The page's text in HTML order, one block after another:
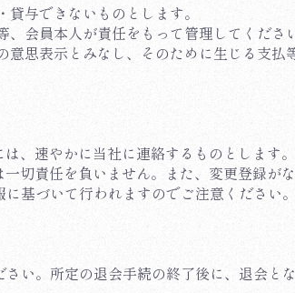
与できないものとします。
会員本人が責任をもって管理してくださ
思表示とみなし、そのために生じる支払
、速やかに当社に連絡するものとします。
切責任を負いません。また、変更登録が
基づいて行われますのでご注意ください。
い。所定の退会手続の終了後に、退会とな